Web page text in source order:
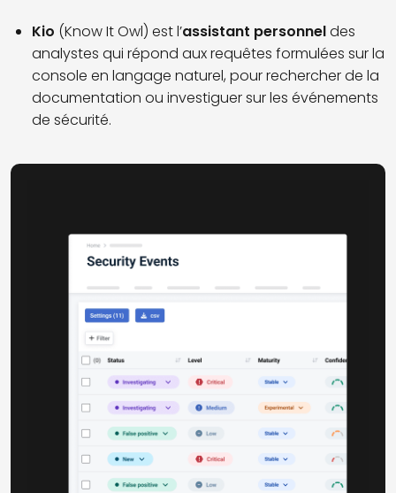
Kio (Know It Owl) est l’assistant personneldes
analystes qui répond aux requêtes formulées sur la
console en langage naturel, pour rechercher de la
documentation ou investiguer sur les événements
de sécurité.